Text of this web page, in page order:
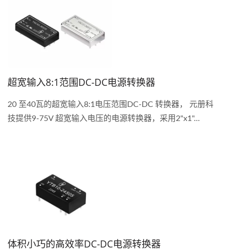
超宽输入8:1范围DC-DC电源转换器
20 至40瓦的超宽输入8:1电压范围DC-DC 转换器， 元册科
技提供9-75V 超宽输入电压的电源转换器，采用2"x1"...
体积小巧的高效率DC-DC电源转换器